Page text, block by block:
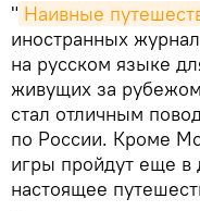
" Наивные
иностранных
на русском языке
живущих за
стал отличным
по России. Кроме
игры пройдут еще в
настоящее